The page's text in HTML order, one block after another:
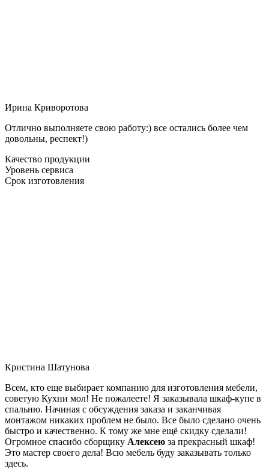
Ирина Криворотова
Отлично выполняете свою работу:) все остались более чем
довольны, респект!)
Качество продукции
Уровень сервиса
Срок изготовления
Кристина Шатунова
Всем, кто еще выбирает компанию для изготовления мебели,
советую Кухни мол! Не пожалеете! Я заказывала шкаф-купе в
спальню. Начиная с обсуждения заказа и заканчивая
монтажом никаких проблем не было. Все было сделано очень
быстро и качественно. К тому же мне ещё скидку сделали!
Огромное спасибо сборщику Алексею за прекрасный шкаф!
Это мастер своего дела! Всю мебель буду заказывать только
здесь.